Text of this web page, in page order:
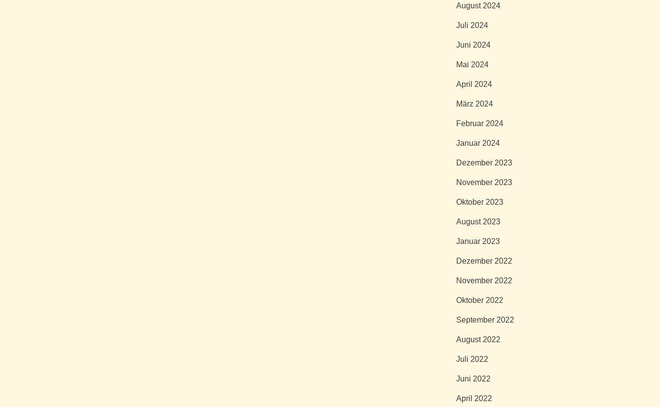
August 2024
Juli 2024
Juni 2024
Mai 2024
April 2024
März 2024
Februar 2024
Januar 2024
Dezember 2023
November 2023
Oktober 2023
August 2023
Januar 2023
Dezember 2022
November 2022
Oktober 2022
September 2022
August 2022
Juli 2022
Juni 2022
April 2022